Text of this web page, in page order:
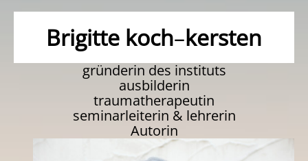
Brigitte koch–kersten
gründerin des instituts
ausbilderin
traumatherapeutin
seminarleiterin & lehrerin
Autorin